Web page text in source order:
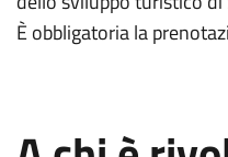
È obbligatoria la